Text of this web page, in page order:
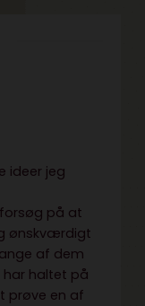
ideer jeg
på at
ønskværdigt
af dem
haltet på
prøve en af